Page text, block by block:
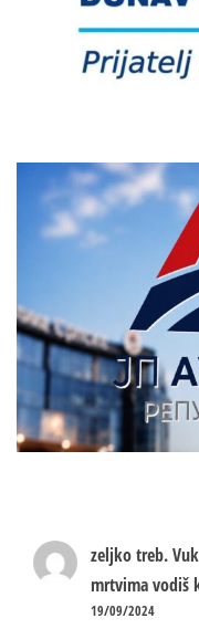
zeljko treb.
mrtvima vodiš
19/09/2024